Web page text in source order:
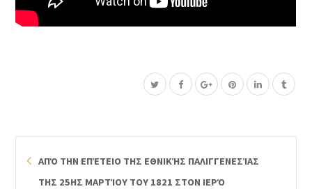
ΑΠΌ ΤΗΝ ΕΠΈΤΕΙΟ ΤΗΣ ΕΘΝΙΚΉΣ ΠΑΛΙΓΓΕΝΕΣΊΑΣ
ΤΗΣ 25ΗΣ ΜΑΡΤΊΟΥ ΤΟΥ 1821 ΣΤΟΝ ΙΕΡΌ